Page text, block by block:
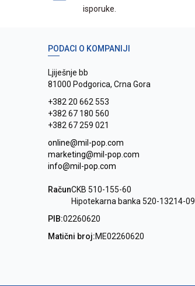
isporuke.
PODACI O KOMPANIJI
Ljiješnje bb
81000 Podgorica, Crna Gora
+382 20 662 553
+382 67 180 560
+382 67 259 021
online@mil-pop.com
marketing@mil-pop.com
info@mil-pop.com
RačunCKB 510-155-60
Hipotekarna banka 520-13214-09
PIB:02260620
Matični broj:ME02260620